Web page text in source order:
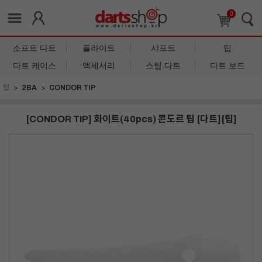
0
소프트 다트 플라이트 샤프트
팁
다트 케이스
액세서리 스틸 다트 다트 보드
팁 2BA CONDOR TIP
[CONDOR TIP] 화이트(40pcs) 콘도르 팁 [다트][팁]